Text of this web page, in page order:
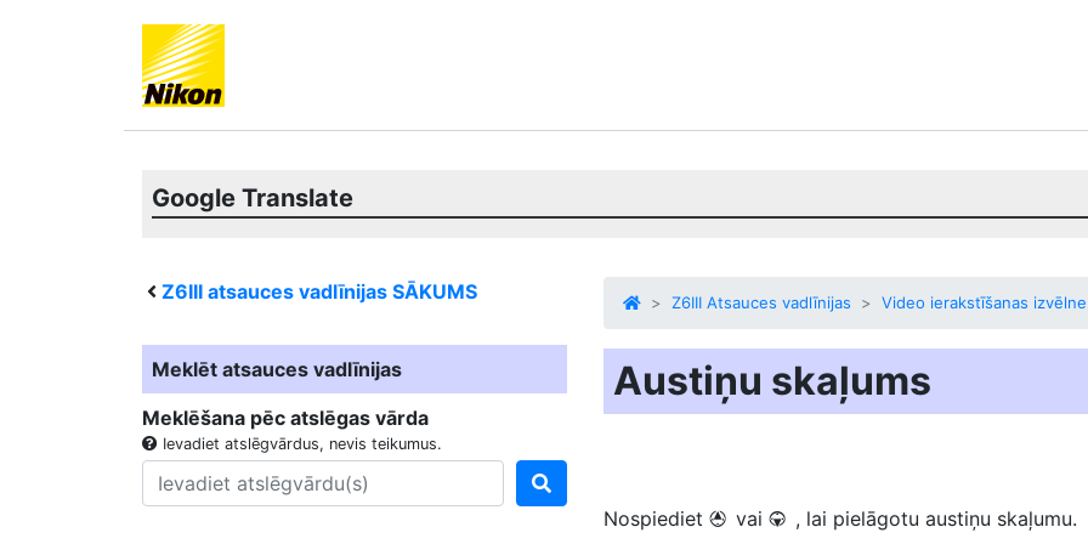
Google Translate
Z6III atsauces vadlīnijas SĀKUMS
Meklēt atsauces vadlīnijas
Meklēšana pēc atslēgas vārda
Ievadiet atslēgvārdus, nevis teikumus.
Z6III Atsauces vadlīnijas Video ierakstīšanas izvēlne
Austiņu skaļums
Nospiediet 1 vai 3 , lai pielāgotu austiņu skaļumu.